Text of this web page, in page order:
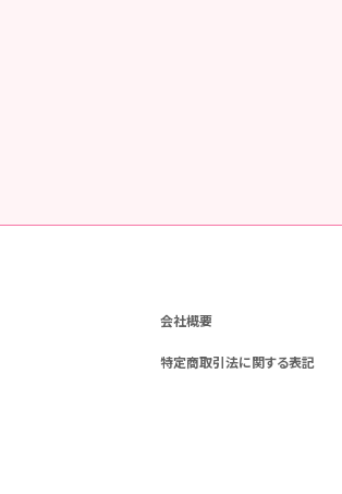
会社概要
特定商取引法に関する表記